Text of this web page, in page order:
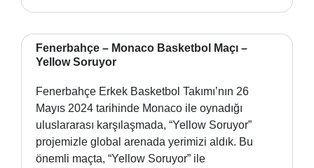
Fenerbahçe – Monaco Basketbol Maçı –
Yellow Soruyor
Fenerbahçe Erkek Basketbol Takımı’nın 26
Mayıs 2024 tarihinde Monaco ile oynadığı
uluslararası karşılaşmada, “Yellow Soruyor”
projemizle global arenada yerimizi aldık. Bu
önemli maçta, “Yellow Soruyor” ile